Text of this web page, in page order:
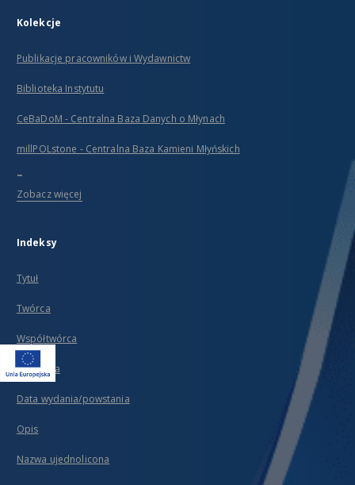
Kolekcje
Publikacje pracowników i Wydawnictw
Biblioteka Instytutu
CeBaDoM - Centralna Baza Danych o Młynach
millPOLstone - Centralna Baza Kamieni Młyńskich
...
Zobacz więcej
Indeksy
Tytuł
Twórca
Współtwórca
Wydawca
Data wydania/powstania
Opis
Nazwa ujednolicona